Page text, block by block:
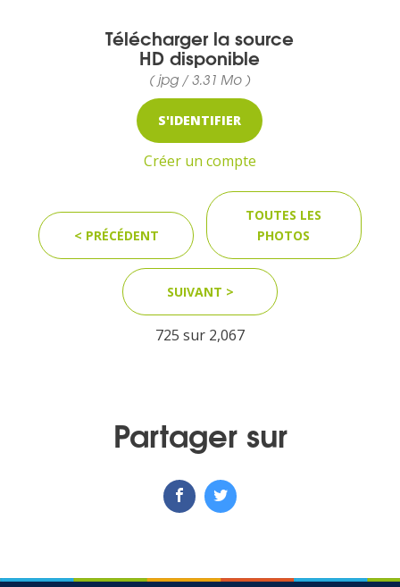
Photothèque
Documents
CONTACT
Télécharger la source
HD disponible
( jpg / 3.31 Mo )
S'IDENTIFIER
Créer un compte
< PRÉCÉDENT
TOUTES LES
PHOTOS
SUIVANT >
725 sur 2,067
Partager sur